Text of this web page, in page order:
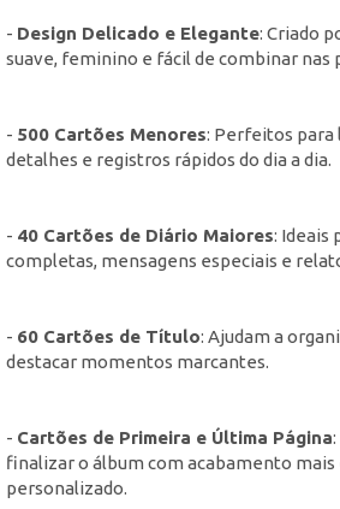
- Design Delicado e Elegante: Criado
suave, feminino e fácil de combinar nas
- 500 Cartões Menores: Perfeitos para
detalhes e registros rápidos do dia a dia.
- 40 Cartões de Diário Maiores: Ideais
completas, mensagens especiais e
- 60 Cartões de Título: Ajudam a
destacar momentos marcantes.
- Cartões de Primeira e Última Página
finalizar o álbum com acabamento mais
personalizado.